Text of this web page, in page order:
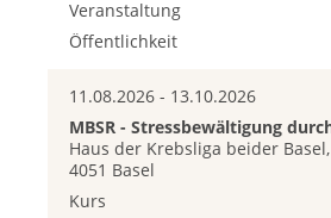
Veranstaltung
Öffentlichkeit
11.08.2026 - 13.10.2026
MBSR - Stressbewältigung
Haus der Krebsliga beider
4051 Basel
Kurs